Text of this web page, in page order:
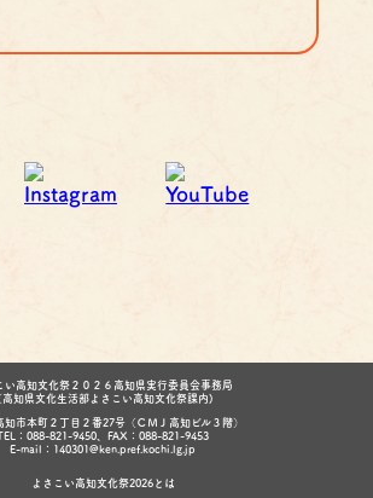
い高知文化祭２０２６高知県実行委員会事務局
高知県文化生活部よさこい高知文化祭課内)
知市本町２丁目２番27号（ＣＭＪ高知ビル３階）
：088-821-9450、FAX：088-821-9453
E-mail：140301@ken.pref.kochi.lg.jp
よさこい高知文化祭2026とは